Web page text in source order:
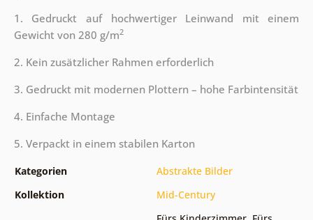
1. Gedruckt auf hochwertiger Leinwand mit einem
Gewicht von 280 g/m2
2. Kein zusätzlicher Rahmen erforderlich
3. Gedruckt mit modernen Plottern – hohe Farbintensität
4. Einfache Montage
5. Verpackt in einem stabilen Karton
Kategorien
Abstrakte Bilder
Kollektion
Mid-Century